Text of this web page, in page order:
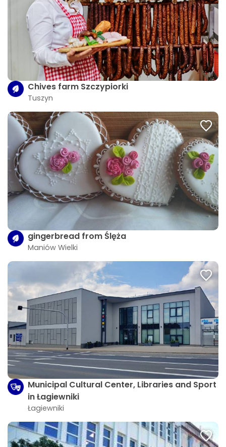
Chives farm Szczypiorki
Tuszyn
gingerbread from Ślęża
Maniów Wielki
Municipal Cultural Center, Libraries and Sport
in Łagiewniki
Łagiewniki